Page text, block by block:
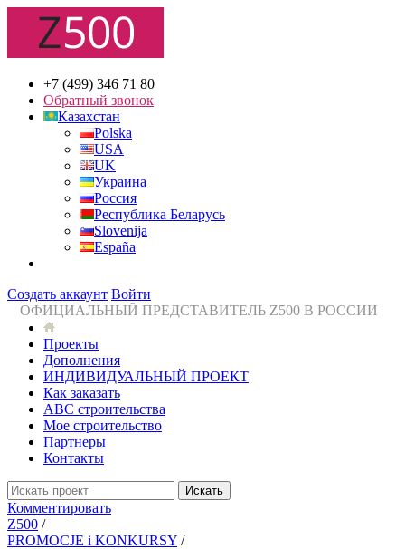
+7 (499) 346 71 80
Обратный звонок
Казахстан
Polska
USA
UK
Украина
Россия
Республика Беларусь
Slovenija
España
Создать аккаунт Войти
ОФИЦИАЛЬНЫЙ ПРЕДСТАВИТЕЛЬ Z500 В РОССИИ
Проекты
Дополнения
ИНДИВИДУАЛЬНЫЙ ПРОЕКТ
Как заказать
ABC строительства
Мое строительство
Партнеры
Контакты
Искать
Комментировать
Z500 /
PROMOCJE i KONKURSY /